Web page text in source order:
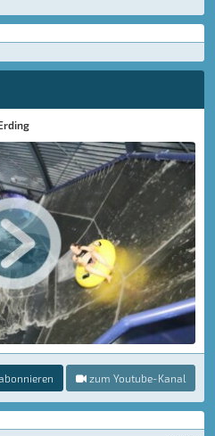
zum Youtube-Kanal